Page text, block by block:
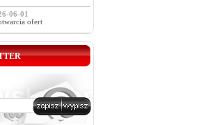
06-01
ofert